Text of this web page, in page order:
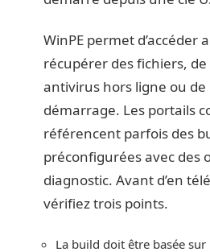
WinPE permet d’accéder
récupérer des fichiers,
antivirus hors ligne ou
démarrage. Les portails
référencent parfois des
préconfigurées avec des
diagnostic. Avant d’en
vérifiez trois points.
La build doit être basée